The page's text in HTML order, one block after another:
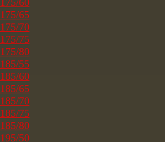
175/60
175/65
175/70
175/75
175/80
185/55
185/60
185/65
185/70
185/75
185/80
195/50